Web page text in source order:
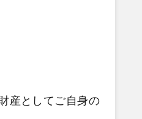
産としてご自身の